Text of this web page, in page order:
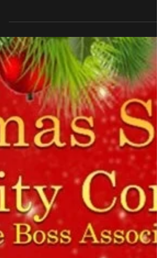
バンコクで開催された『CEO Leadersaward』
てきました。 社会貢献した企業経営者や芸能人、
文化人などを表彰するアワードです。 今年の受賞
者はカンボジア王国のシスワットクスナマリ・ラ
タナ王女など約200...